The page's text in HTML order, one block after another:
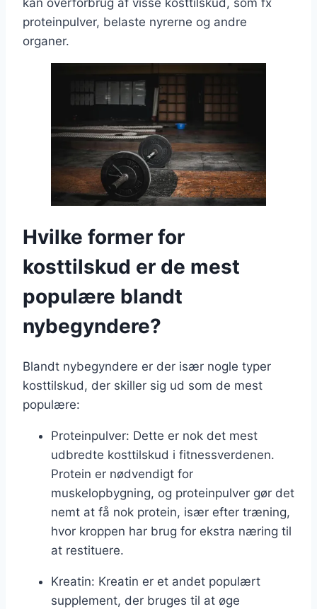
kan overforbrug af visse kosttilskud, som fx
proteinpulver, belaste nyrerne og andre
organer.
Hvilke former for
kosttilskud er de mest
populære blandt
nybegyndere?
Blandt nybegyndere er der især nogle typer
kosttilskud, der skiller sig ud som de mest
populære:
Proteinpulver: Dette er nok det mest
udbredte kosttilskud i fitnessverdenen.
Protein er nødvendigt for
muskelopbygning, og proteinpulver gør det
nemt at få nok protein, især efter træning,
hvor kroppen har brug for ekstra næring til
at restituere.
Kreatin: Kreatin er et andet populært
supplement, der bruges til at øge